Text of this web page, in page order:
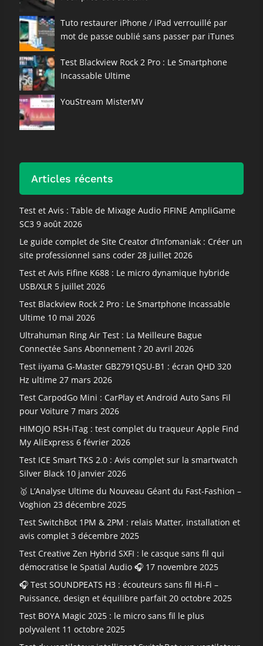
Tuto restaurer iPhone / iPad verrouillé par
mot de passe oublié sans passer par iTunes
Test Blackview Rock 2 Pro : Le Smartphone
Incassable Ultime
YouStream MisterMV
Articles récents
Test et Avis : Table de Mixage Audio FIFINE AmpliGame
SC3 9 août 2026
Le guide complet de Site Creator d’Infomaniak : Créer un
site professionnel sans coder 28 juillet 2026
Test et Avis Fifine K688 : Le micro dynamique hybride
USB/XLR 5 juillet 2026
Test Blackview Rock 2 Pro : Le Smartphone Incassable
Ultime 10 mai 2026
Ultrahuman Ring Air Test : La Meilleure Bague
Connectée Sans Abonnement ? 20 avril 2026
Test iiyama G-Master GB2791QSU-B1 : écran QHD 320
Hz ultime 27 mars 2026
Test CarpodGo Mini : CarPlay et Android Auto Sans Fil
pour Voiture 7 mars 2026
HIMOJO RSH-iTag : test complet du traqueur Apple Find
My AliExpress 6 février 2026
Test ICE Smart TKS 2.0 : Avis complet sur la smartwatch
Silver Black 10 janvier 2026
🥇 L’Analyse Ultime du Nouveau Géant du Fast-Fashion –
Voghion 23 décembre 2025
Test SwitchBot 1PM & 2PM : relais Matter, installation et
avis complet 3 décembre 2025
Test Creative Zen Hybrid SXFI : le casque sans fil qui
démocratise le Spatial Audio 🎧 17 novembre 2025
🎧 Test SOUNDPEATS H3 : écouteurs sans fil Hi-Fi –
Puissance, design et équilibre parfait 20 octobre 2025
Test BOYA Magic 2025 : le micro sans fil le plus
polyvalent 11 octobre 2025